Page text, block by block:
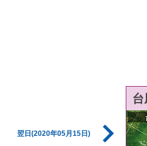
翌日(2020年05月15日)